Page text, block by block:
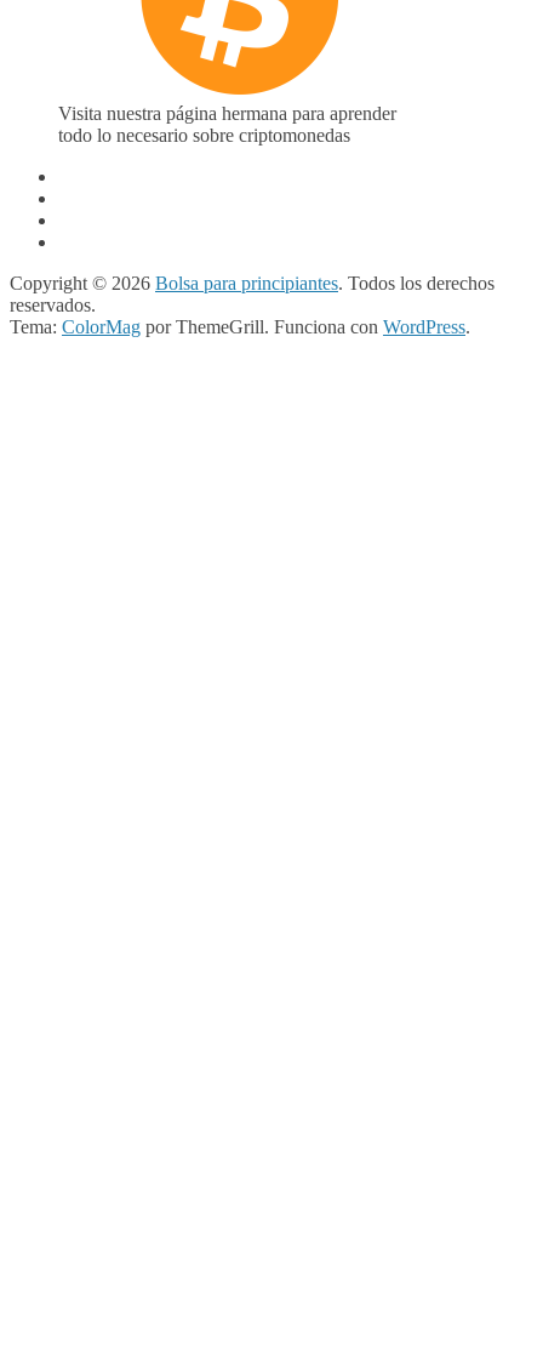
Visita nuestra página hermana para aprender
todo lo necesario sobre criptomonedas
Copyright © 2026 Bolsa para principiantes. Todos los derechos
reservados.
Tema: ColorMag por ThemeGrill. Funciona con WordPress.